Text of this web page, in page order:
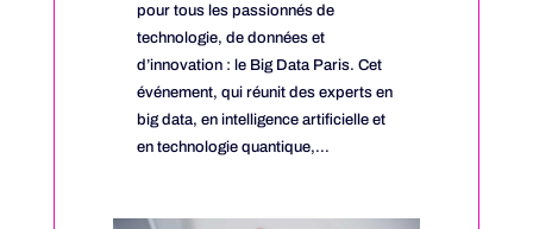
pour tous les passionnés de
technologie, de données et
d’innovation : le Big Data Paris. Cet
événement, qui réunit des experts en
big data, en intelligence artificielle et
en technologie quantique,...